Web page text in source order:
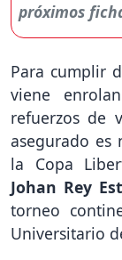
Para cumplir
viene
refuerzos de
asegurado es
la Copa
Johan Rey
torneo
Universitario